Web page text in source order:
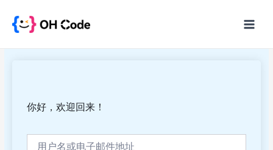
Main
你好，欢迎回来！